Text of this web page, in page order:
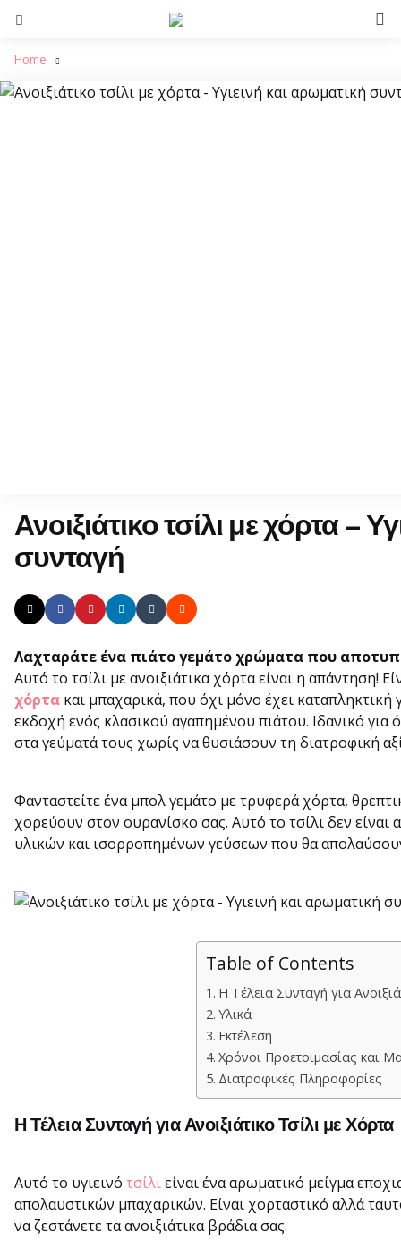
Home
Ανοιξιάτικο τσίλι με χόρτα –
συνταγή
Λαχταράτε ένα πιάτο γεμάτο χρώματα που
Αυτό το τσίλι με ανοιξιάτικα χόρτα είναι η απάντηση!
χόρτα και μπαχαρικά, που όχι μόνο έχει καταπληκτική
εκδοχή ενός κλασικού αγαπημένου πιάτου. Ιδανικό
στα γεύματά τους χωρίς να θυσιάσουν τη διατροφική
Φανταστείτε ένα μπολ γεμάτο με τρυφερά χόρτα,
χορεύουν στον ουρανίσκο σας. Αυτό το τσίλι δεν είναι
υλικών και ισορροπημένων γεύσεων που θα
Table of Contents
Η Τέλεια Συνταγή για
Υλικά
Εκτέλεση
Χρόνοι Προετοιμασίας και
Διατροφικές Πληροφορίες
Η Τέλεια Συνταγή για Ανοιξιάτικο Τσίλι με Χόρτα
Αυτό το υγιεινό τσίλιείναι ένα αρωματικό μείγμα
απολαυστικών μπαχαρικών. Είναι χορταστικό αλλά
να ζεστάνετε τα ανοιξιάτικα βράδια σας.